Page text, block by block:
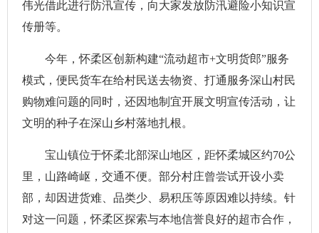
伟光借此进行防汛宣传，向大家发放防汛避险小知识宣
传册等。
今年，怀柔区创新构建“流动超市+文明货郎”服务
模式，便民货车在给村民送去物资、打通服务深山村民
购物难问题的同时，还因地制宜开展文明宣传活动，让
文明的种子在深山乡村落地扎根。
宝山镇位于怀柔北部深山地区，距怀柔城区约70公
里，山路崎岖，交通不便。部分村庄曾尝试开设小卖
部，却因进货难、品类少、易积压等原因难以持续。针
对这一问题，怀柔区探索与本地信誉良好的超市合作，